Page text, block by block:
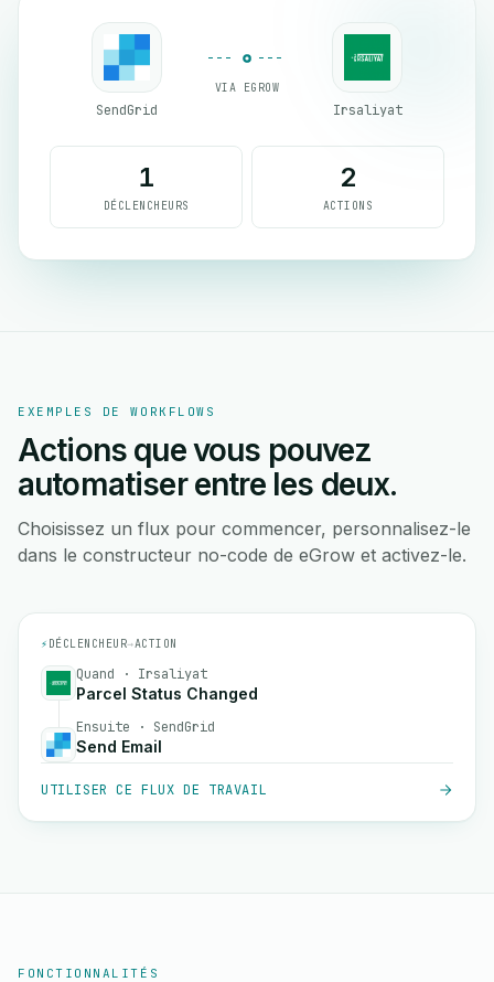
SendGrid
VIA EGROW
Irsaliyat
1
DÉCLENCHEURS
2
ACTIONS
EXEMPLES DE WORKFLOWS
Actions que vous pouvez
automatiser entre les deux.
Choisissez un flux pour commencer, personnalisez-le
dans le constructeur no-code de eGrow et activez-le.
⚡ DÉCLENCHEUR→ACTION
Quand · Irsaliyat
Parcel Status Changed
Ensuite · SendGrid
Send Email
UTILISER CE FLUX DE TRAVAIL
FONCTIONNALITÉS